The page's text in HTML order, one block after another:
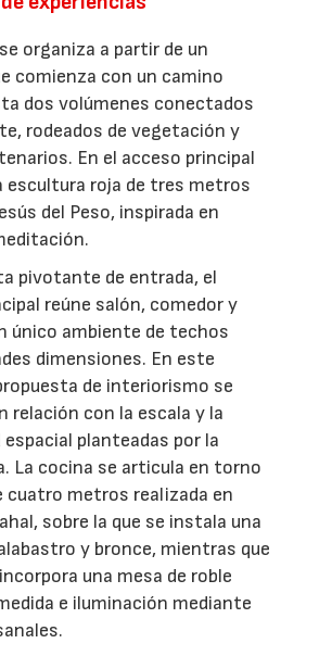
organiza a partir de un
comienza con un camino
dos volúmenes conectados
rodeados de vegetación y
En el acceso principal
escultura roja de tres metros
del Peso, inspirada en
pivotante de entrada, el
reúne salón, comedor y
único ambiente de techos
dimensiones. En este
de interiorismo se
relación con la escala y la
planteadas por la
La cocina se articula en torno
cuatro metros realizada en
sobre la que se instala una
y bronce, mientras que
una mesa de roble
e iluminación mediante